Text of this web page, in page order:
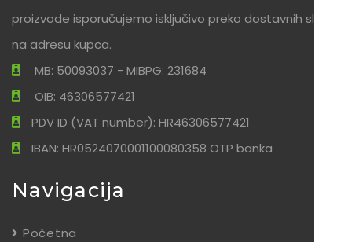
proizvode isporučujemo isključivo preko dostavnih službi
na adresu kupca.
MB: 50093037 - MIBPG: 231684
OIB: 46306577421
PDV ID (VAT number): HR46306577421
IBAN: HR0524070001100080358 OTP banka
Navigacija
Početna